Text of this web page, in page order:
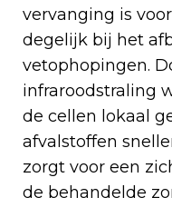
vervanging is
degelijk bij het
vetophopingen.
infraroodstraling
de cellen lokaal
afvalstoffen
zorgt voor een
de behandelde